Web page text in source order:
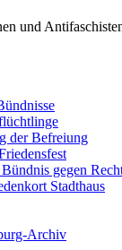
und
der Befreiung
gegen
Stadthaus
Archiv